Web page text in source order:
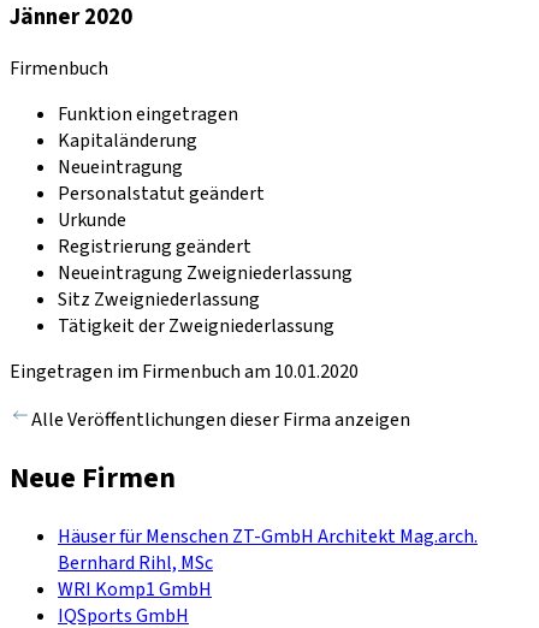
Jänner 2020
Firmenbuch
Funktion eingetragen
Kapitaländerung
Neueintragung
Personalstatut geändert
Urkunde
Registrierung geändert
Neueintragung Zweigniederlassung
Sitz Zweigniederlassung
Tätigkeit der Zweigniederlassung
Eingetragen im Firmenbuch am 10.01.2020
Alle Veröffentlichungen dieser Firma anzeigen
Neue Firmen
Häuser für Menschen ZT-GmbH Architekt Mag.arch.
Bernhard Rihl, MSc
WRI Komp1 GmbH
IQSports GmbH